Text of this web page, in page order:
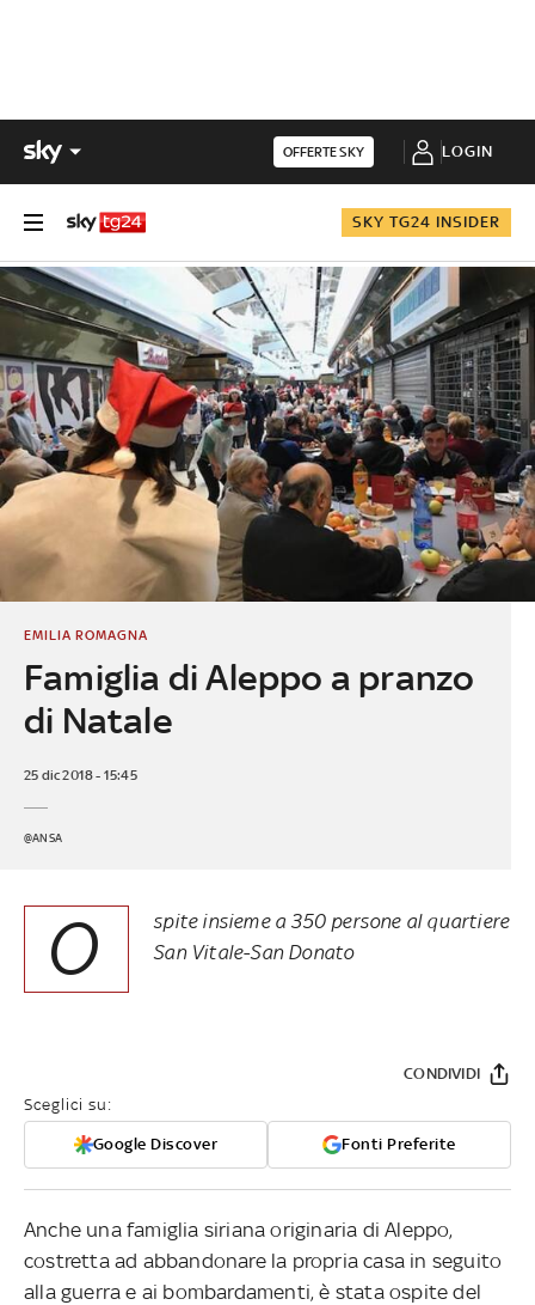
OFFERTE SKY LOGIN
SKY TG24 INSIDER
Famiglia di Aleppo a pranzo
di Natale
EMILIA ROMAGNA
25 dic 2018 - 15:45
@ANSA
O
spite insieme a 350 persone al quartiere
San Vitale-San Donato
Sceglici su:
Google Discover Fonti Preferite
CONDIVIDI
Anche una famiglia siriana originaria di Aleppo,
costretta ad abbandonare la propria casa in seguito
alla guerra e ai bombardamenti, è stata ospite del